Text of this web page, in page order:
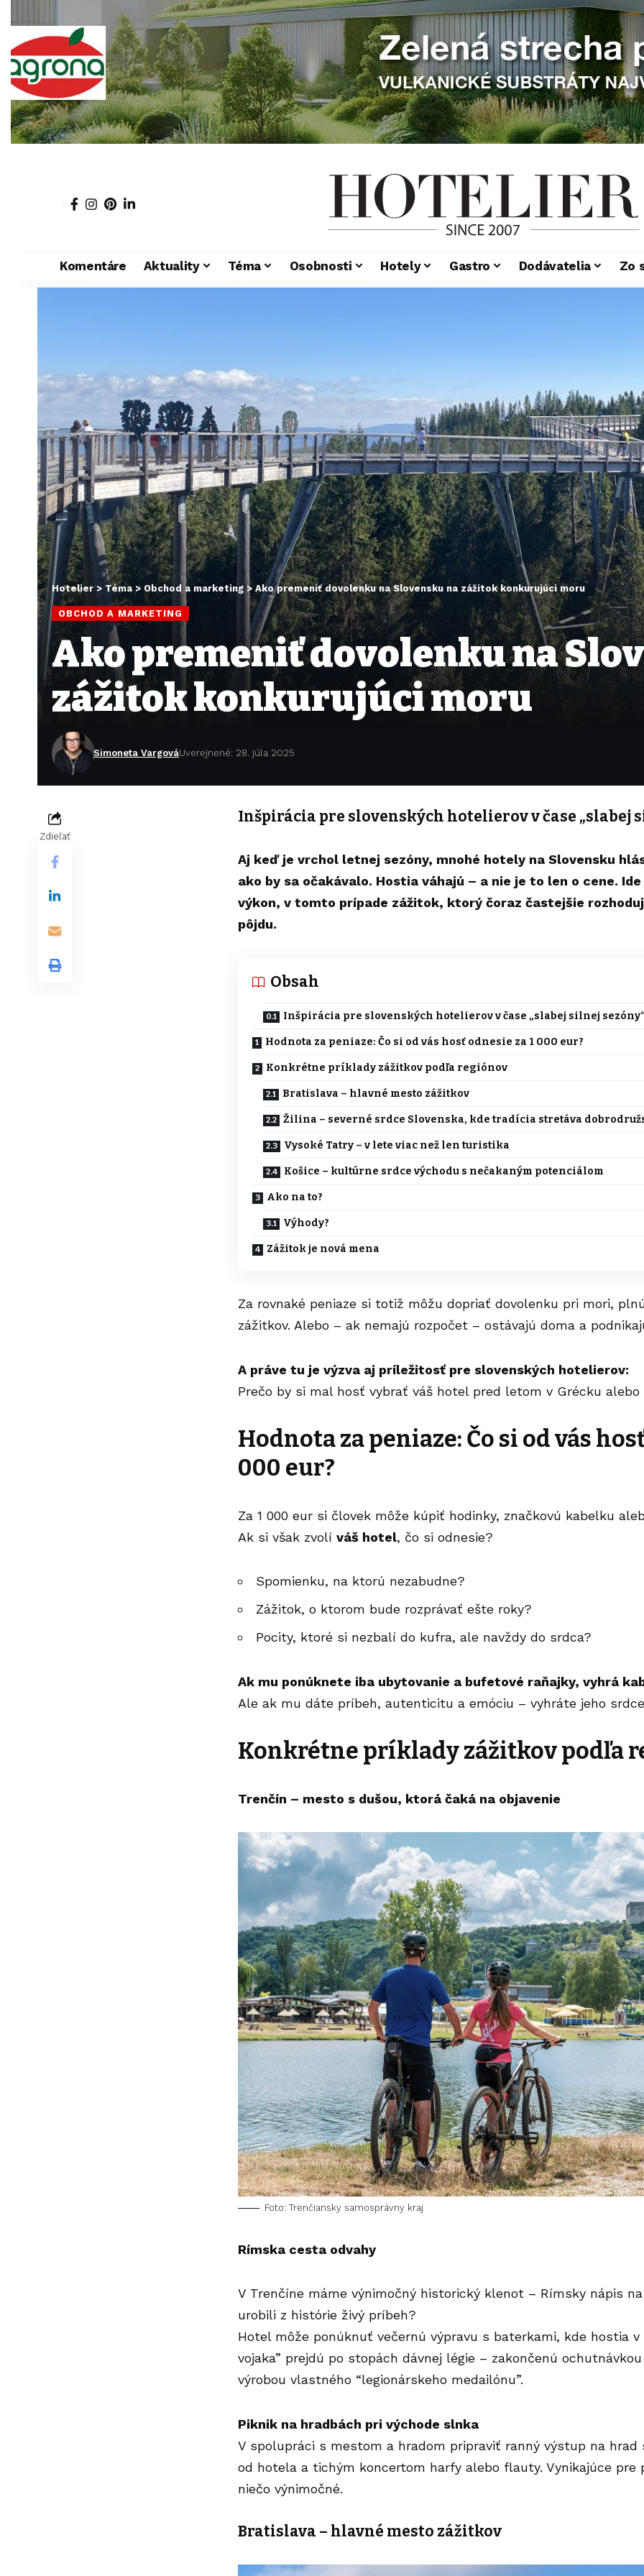
Komentáre Aktuality Téma Osobnosti Hotely Gastro Dodávatelia Zo
Hotelier > Téma > Obchod a marketing> Ako premeniť dovolenku na Slovensku na zážitok konkurujúci moru
OBCHOD A MARKETING
Ako premeniť dovolenku na
zážitok konkurujúci moru
Simoneta VargováUverejnené: 28. júla 2025
Zdieľať
Inšpirácia pre slovenských hotelierov v čase „slabej
Aj keď je vrchol letnej sezóny, mnohé hotely na Slovensku
ako by sa očakávalo. Hostia váhajú – a nie je to len o cene.
výkon, v tomto prípade zážitok, ktorý čoraz častejšie
pôjdu.
Obsah
Inšpirácia pre slovenských hotelierov v čase „slabej silnej sezóny“
Hodnota za peniaze: Čo si od vás hosť odnesie za 1 000 eur?
Konkrétne príklady zážitkov podľa regiónov
Bratislava – hlavné mesto zážitkov
Žilina – severné srdce Slovenska, kde tradícia stretáva
Vysoké Tatry – v lete viac než len turistika
Košice – kultúrne srdce východu s nečakaným potenciálom
Ako na to?
Výhody?
Zážitok je nová mena
Za rovnaké peniaze si totiž môžu dopriať dovolenku pri mori,
zážitkov. Alebo – ak nemajú rozpočet – ostávajú doma a
A práve tu je výzva aj príležitosť pre slovenských hotelierov:
Prečo by si mal hosť vybrať váš hotel pred letom v Grécku alebo
Hodnota za peniaze: Čo si od vás
000 eur?
Za 1 000 eur si človek môže kúpiť hodinky, značkovú kabelku
Ak si však zvolí váš hotel, čo si odnesie?
Spomienku, na ktorú nezabudne?
Zážitok, o ktorom bude rozprávať ešte roky?
Pocity, ktoré si nezbalí do kufra, ale navždy do srdca?
Ak mu ponúknete iba ubytovanie a bufetové raňajky, vyhrá
Ale ak mu dáte príbeh, autenticitu a emóciu – vyhráte jeho
Konkrétne príklady zážitkov podľa
Trenčín – mesto s dušou, ktorá čaká na objavenie
Foto: Trenčiansky samosprávny kraj
Rímska cesta odvahy
V Trenčíne máme výnimočný historický klenot – Rímsky nápis
urobili z histórie živý príbeh?
Hotel môže ponúknuť večernú výpravu s baterkami, kde hostia v
vojaka” prejdú po stopách dávnej légie – zakončenú
výrobou vlastného “legionárskeho medailónu”.
Piknik na hradbách pri východe slnka
V spolupráci s mestom a hradom pripraviť ranný výstup na hrad
od hotela a tichým koncertom harfy alebo flauty. Vynikajúce pre
niečo výnimočné.
Bratislava – hlavné mesto zážitkov